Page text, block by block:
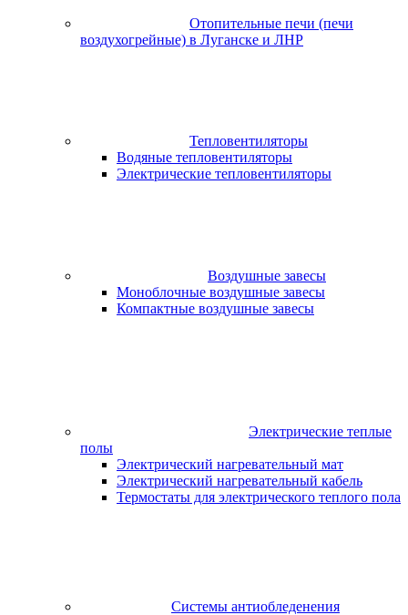
Отопительные печи (печи
воздухогрейные) в Луганске и ЛНР
Тепловентиляторы
Водяные тепловентиляторы
Электрические тепловентиляторы
Воздушные завесы
Моноблочные воздушные завесы
Компактные воздушные завесы
Электрические теплые
полы
Электрический нагревательный мат
Электрический нагревательный кабель
Термостаты для электрического теплого пола
Системы антиобледенения